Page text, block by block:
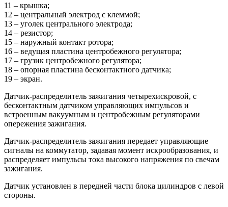
11 – крышка;
12 – центральный электрод с клеммой;
13 – уголек центрального электрода;
14 – резистор;
15 – наружный контакт ротора;
16 – ведущая пластина центробежного регулятора;
17 – грузик центробежного регулятора;
18 – опорная пластина бесконтактного датчика;
19 – экран.
Датчик-распределитель зажигания четырехискровой, с
бесконтактным датчиком управляющих импульсов и
встроенным вакуумным и центробежным регуляторами
опережения зажигания.
Датчик-распределитель зажигания передает управляющие
сигналы на коммутатор, задавая момент искрообразования, и
распределяет импульсы тока высокого напряжения по свечам
зажигания.
Датчик установлен в передней части блока цилиндров с левой
стороны.